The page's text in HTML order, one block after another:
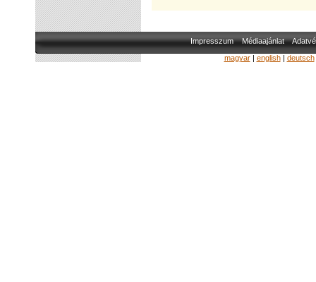
Impresszum Médiaajánlat
magyar| english| deutsch